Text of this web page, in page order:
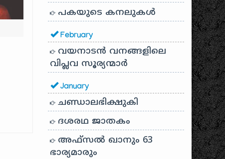
പകയുടെ കനലുകൾ
February
വയനാടൻ വനങ്ങളിലെ
വിപ്ലവ സൂര്യന്മാർ
January
ചണ്ഡാലഭിക്ഷുകി
ദശരഥ ജാതകം
അഫ്സൽ ഖാനും 63
ഭാര്യമാരും